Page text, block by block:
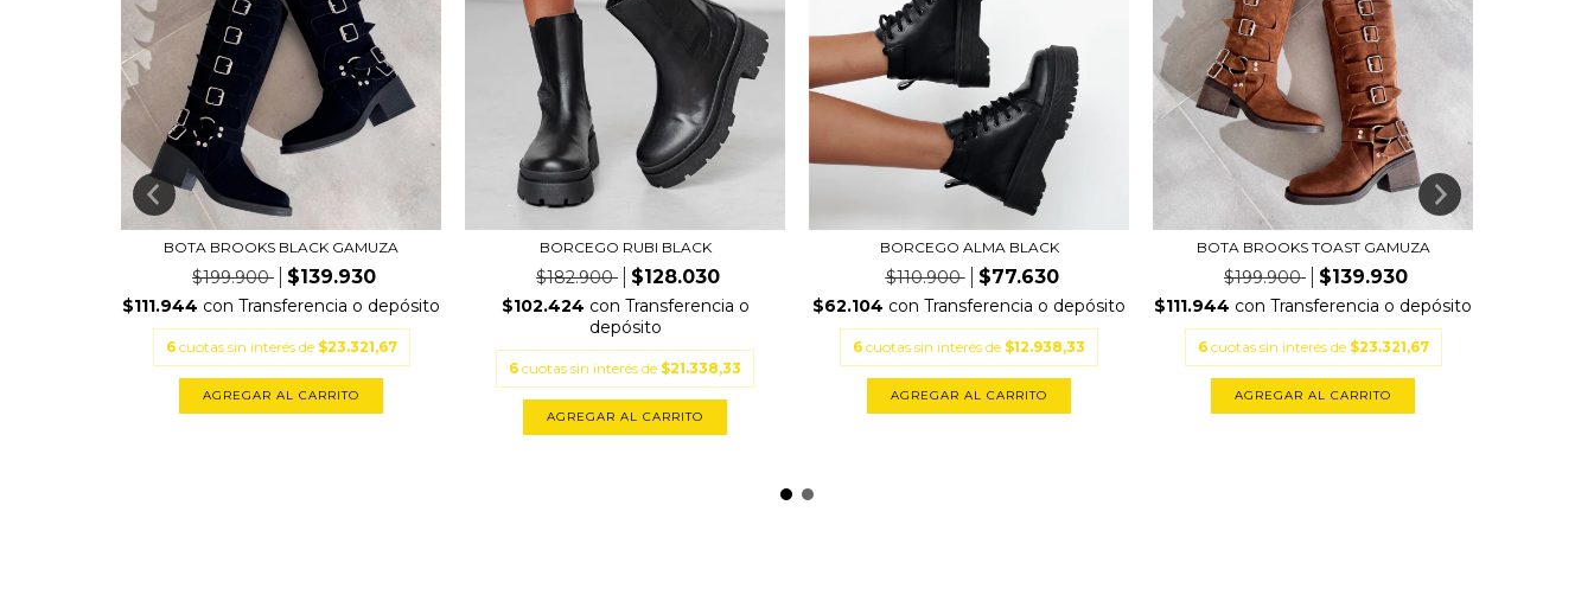
BOTA BROOKS BLACK GAMUZA
$199.900 $139.930
$111.944 con Transferencia o depósito
6 cuotas sin interés de $23.321,67
AGREGAR AL CARRITO
BORCEGO RUBI BLACK
$182.900 $128.030
$102.424 con Transferencia o
depósito
6 cuotas sin interés de $21.338,33
AGREGAR AL CARRITO
BORCEGO ALMA BLACK
$110.900 $77.630
$62.104 con Transferencia o depósito
6 cuotas sin interés de $12.938,33
AGREGAR AL CARRITO
BOTA BROOKS TOAST GAMUZA
$199.900 $139.930
$111.944 con Transferencia o depósito
6 cuotas sin interés de $23.321,67
AGREGAR AL CARRITO